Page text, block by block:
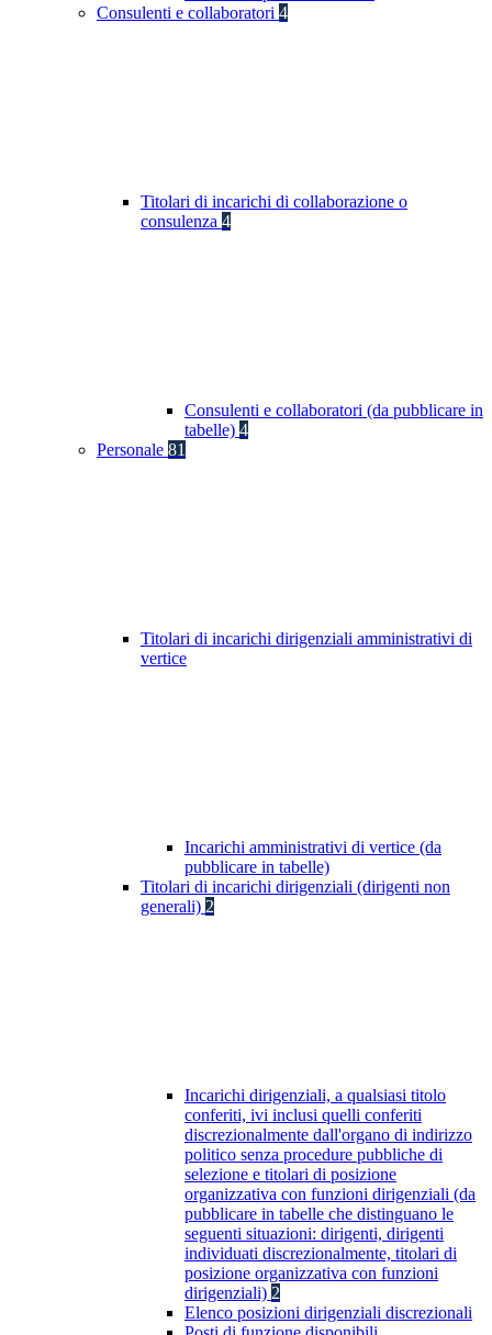
Consulenti e collaboratori 4
Titolari di incarichi di collaborazione o
consulenza 4
Consulenti e collaboratori (da pubblicare in
tabelle) 4
Personale 81
Titolari di incarichi dirigenziali amministrativi di
vertice
Incarichi amministrativi di vertice (da
pubblicare in tabelle)
Titolari di incarichi dirigenziali (dirigenti non
generali) 2
Incarichi dirigenziali, a qualsiasi titolo
conferiti, ivi inclusi quelli conferiti
discrezionalmente dall'organo di indirizzo
politico senza procedure pubbliche di
selezione e titolari di posizione
organizzativa con funzioni dirigenziali (da
pubblicare in tabelle che distinguano le
seguenti situazioni: dirigenti, dirigenti
individuati discrezionalmente, titolari di
posizione organizzativa con funzioni
dirigenziali) 2
Elenco posizioni dirigenziali discrezionali